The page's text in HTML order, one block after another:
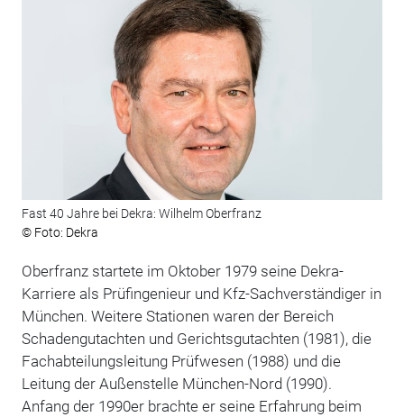
Fast 40 Jahre bei Dekra: Wilhelm Oberfranz
© Foto: Dekra
Oberfranz startete im Oktober 1979 seine Dekra-
Karriere als Prüfingenieur und Kfz-Sachverständiger in
München. Weitere Stationen waren der Bereich
Schadengutachten und Gerichtsgutachten (1981), die
Fachabteilungsleitung Prüfwesen (1988) und die
Leitung der Außenstelle München-Nord (1990).
Anfang der 1990er brachte er seine Erfahrung beim